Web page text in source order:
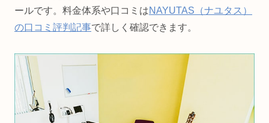
ールです。料金体系や口コミはNAYUTAS（ナユタス）
の口コミ評判記事で詳しく確認できます。